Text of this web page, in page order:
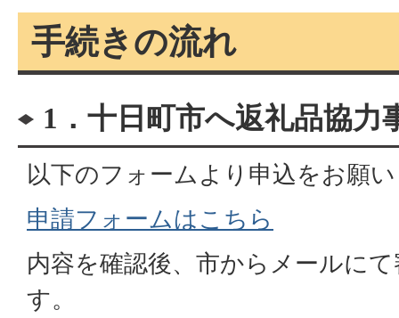
手続きの流れ
1．十日町市へ返礼品協力
以下のフォームより申込をお願
申請フォームはこちら
内容を確認後、市からメールに
す。